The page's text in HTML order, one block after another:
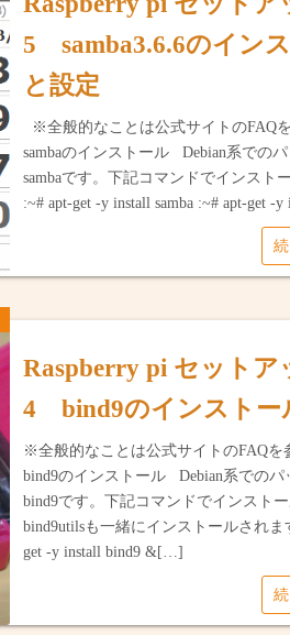
5 samba3.6.6のイン
と設定
※全般的なことは公式サイトのFAQ
sambaのインストール Debian系での
sambaです。下記コマンドでインスト
:~# apt-get -y install samba :~# apt-get -
Raspberry pi セットア
4 bind9のインストー
※全般的なことは公式サイトのFAQ
bind9のインストール Debian系でのパ
bind9です。下記コマンドでインストー
bind9utilsも一緒にインストールされま
get -y install bind9 &[…]